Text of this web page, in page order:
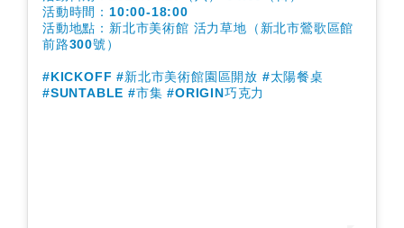
活動時間：10:00-18:00
活動地點：新北市美術館 活力草地（新北市鶯歌區館
前路300號）
#KICKOFF #新北市美術館園區開放 #太陽餐桌
#SUNTABLE #市集 #ORIGIN巧克力